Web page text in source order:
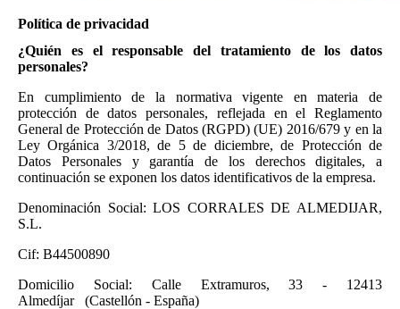
Política de privacidad
¿Quién es el responsable del tratamiento de los datos
personales?
En cumplimiento de la normativa vigente en materia de
protección de datos personales, reflejada en el Reglamento
General de Protección de Datos (RGPD) (UE) 2016/679 y en la
Ley Orgánica 3/2018, de 5 de diciembre, de Protección de
Datos Personales y garantía de los derechos digitales, a
continuación se exponen los datos identificativos de la empresa.
Denominación Social: LOS CORRALES DE ALMEDIJAR,
S.L.
Cif: B44500890
Domicilio Social: Calle Extramuros, 33 - 12413
Almedíjar (Castellón - España)